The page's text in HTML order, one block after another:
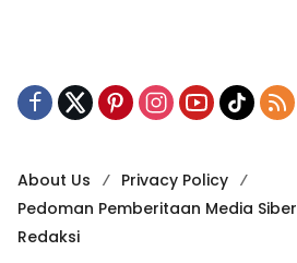
About Us
Privacy Policy
Pedoman Pemberitaan Media Siber
Redaksi